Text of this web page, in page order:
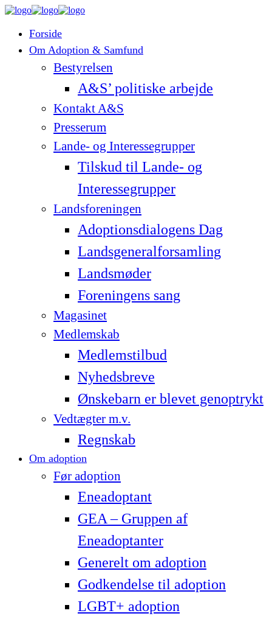
Forside
Om Adoption & Samfund
Bestyrelsen
A&S’ politiske arbejde
Kontakt A&S
Presserum
Lande- og Interessegrupper
Tilskud til Lande- og
Interessegrupper
Landsforeningen
Adoptionsdialogens Dag
Landsgeneralforsamling
Landsmøder
Foreningens sang
Magasinet
Medlemskab
Medlemstilbud
Nyhedsbreve
Ønskebarn er blevet genoptrykt
Vedtægter m.v.
Regnskab
Om adoption
Før adoption
Eneadoptant
GEA – Gruppen af
Eneadoptanter
Generelt om adoption
Godkendelse til adoption
LG­BT+ adoption